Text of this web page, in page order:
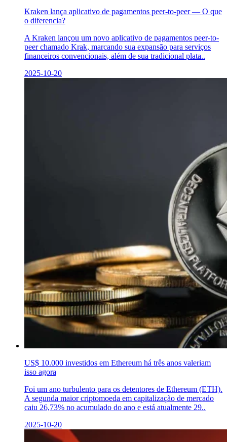
Kraken lança aplicativo de pagamentos peer-to-peer — O que
o diferencia?
A Kraken lançou um novo aplicativo de pagamentos peer-to-
peer chamado Krak, marcando sua expansão para serviços
financeiros convencionais, além de sua tradicional plata..
2025-10-20
US$ 10.000 investidos em Ethereum há três anos valeriam
isso agora
Foi um ano turbulento para os detentores de Ethereum (ETH).
A segunda maior criptomoeda em capitalização de mercado
caiu 26,73% no acumulado do ano e está atualmente 29..
2025-10-20